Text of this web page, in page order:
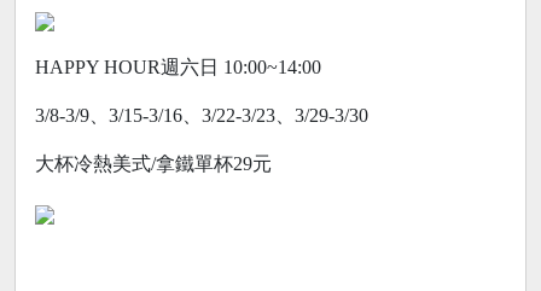
HAPPY HOUR週六日 10:00~14:00
3/8-3/9、3/15-3/16、3/22-3/23、3/29-3/30
大杯冷熱美式/拿鐵單杯29元